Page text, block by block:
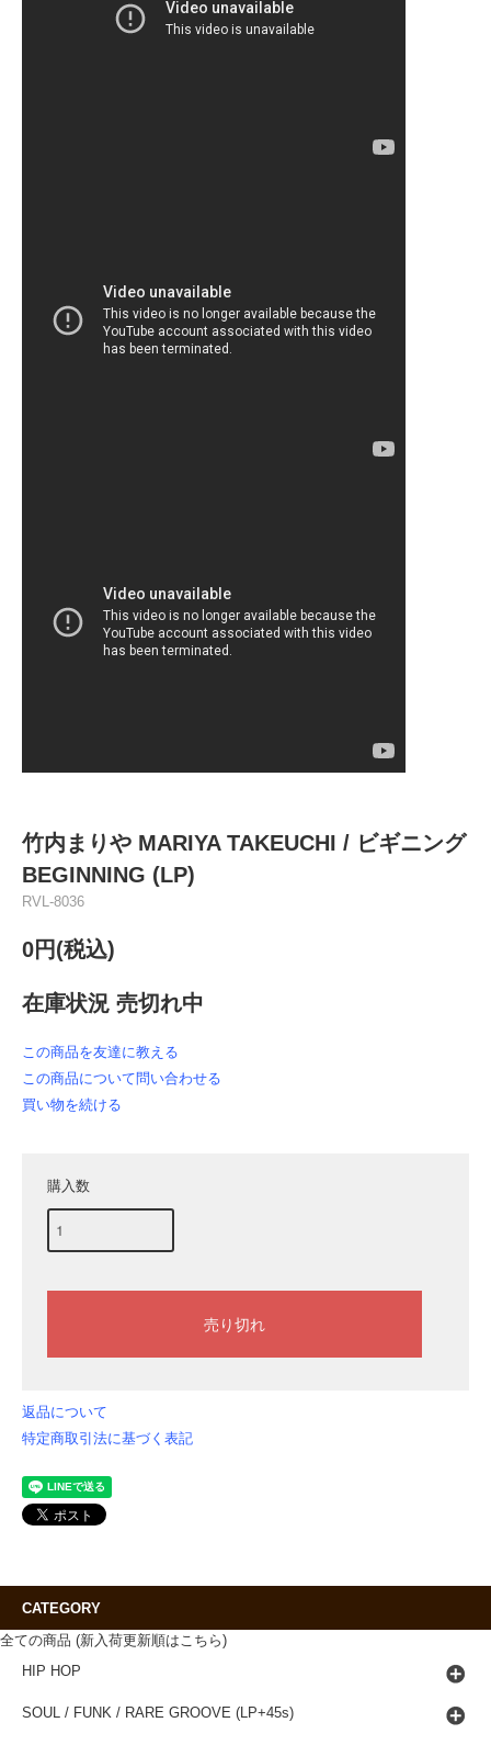
竹内まりや MARIYA TAKEUCHI / ビギニング
BEGINNING (LP)
RVL-8036
0円(税込)
在庫状況 売切れ中
この商品を友達に教える
この商品について問い合わせる
買い物を続ける
購入数
返品について
特定商取引法に基づく表記
CATEGORY
全ての商品 (新入荷更新順はこちら)
HIP HOP
SOUL / FUNK / RARE GROOVE (LP+45s)